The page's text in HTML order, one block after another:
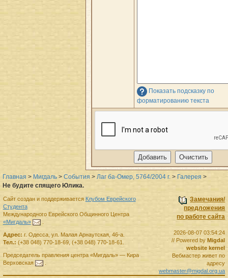
Показать подсказку по
форматированию текста
Главная > Мигдаль > События > Лаг ба-Омер, 5764/2004 г. > Галерея >
Не будите спящего Юлика.
Замечания/
предложения
по работе сайта
2026-08-07 03:54:24
// Powered byMigdal
website kernel
Вебмастер живет по
адресу
webmaster@migdal.org.ua
Сайт создан и поддерживается Клубом Еврейского
Студента
Международного Еврейского Общинного Центра
«Мигдаль»
.
Адрес: г. Одесса, ул. Малая Арнаутская, 46-а.
Тел.: (+38 048) 770-18-69, (+38 048) 770-18-61
Председатель правленияцентра «Мигдаль»— Кира
Верховская
.